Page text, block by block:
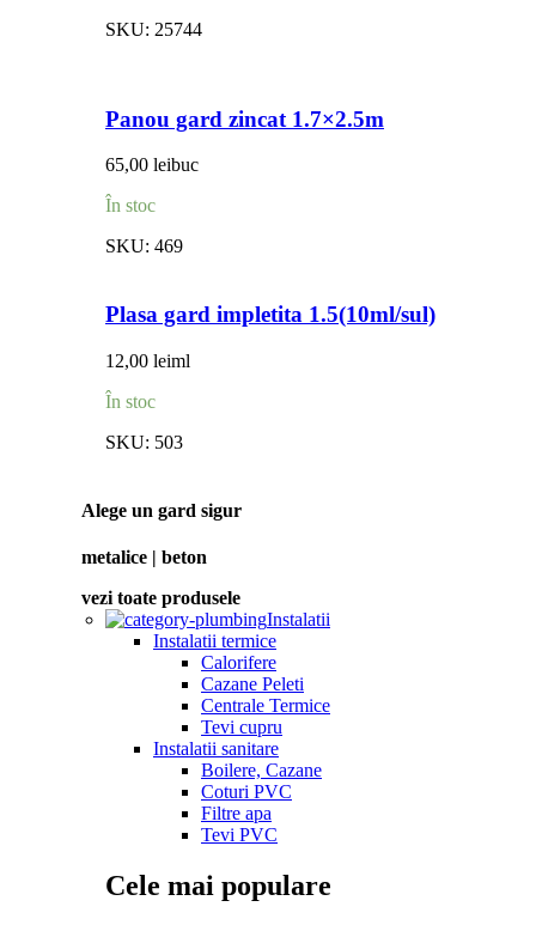
SKU: 25744
Panou gard zincat 1.7×2.5m
65,00 leibuc
În stoc
SKU: 469
Plasa gard impletita 1.5(10ml/sul)
12,00 leiml
În stoc
SKU: 503
Alege un gard sigur
metalice | beton
vezi toate produsele
Instalatii
Instalatii termice
Calorifere
Cazane Peleti
Centrale Termice
Tevi cupru
Instalatii sanitare
Boilere, Cazane
Coturi PVC
Filtre apa
Tevi PVC
Cele mai populare